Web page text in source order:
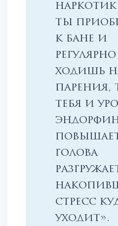
ты
к бане и
регулярно
ходишь
парения,
тебя и
голова
стресс
уходит».